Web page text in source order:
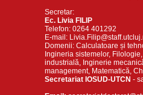
Secretar:
Ec. Livia FILIP
Telefon: 0264 401292
E-mail:
Domenii: Calculatoare și
Ingineria sistemelor,
industrială, Inginerie
management, Matematică,
Secretariat IOSUD-UTCN -